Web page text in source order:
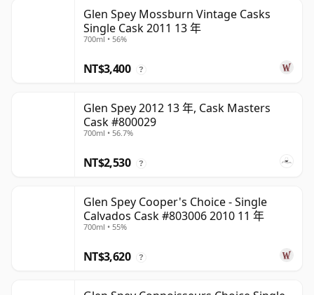
Glen Spey Mossburn Vintage Casks
Single Cask 2011 13 年
700ml • 56%
NT$3,400 ?
Glen Spey 2012 13 年, Cask Masters
Cask #800029
700ml • 56.7%
NT$2,530 ?
Glen Spey Cooper's Choice - Single
Calvados Cask #803006 2010 11 年
700ml • 55%
NT$3,620 ?